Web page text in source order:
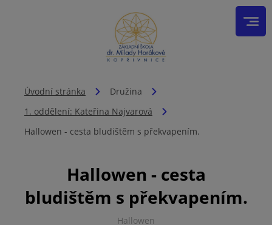
Úvodní stránka
Družina
1. oddělení: Kateřina Najvarová
Hallowen - cesta bludištěm s překvapením.
Hallowen - cesta
bludištěm s překvapením.
Hallowen